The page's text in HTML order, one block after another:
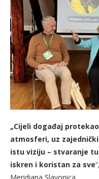
„Cijeli događaj
atmosferi, uz
istu viziju – stvaranje
iskren i koristan za sve